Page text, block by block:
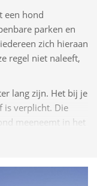
een hond
parken en
zich hieraan
regel niet naleeft,
lang zijn. Het bij je
is verplicht. Die
meeneemt in het
verblijf of er nog